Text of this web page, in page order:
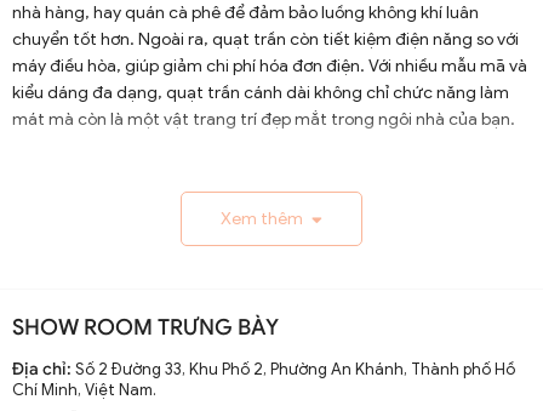
nhà hàng, hay quán cà phê để đảm bảo luồng không khí luân
chuyển tốt hơn. Ngoài ra, quạt trần còn tiết kiệm điện năng so với
máy điều hòa, giúp giảm chi phí hóa đơn điện. Với nhiều mẫu mã và
kiểu dáng đa dạng, quạt trần cánh dài không chỉ chức năng làm
mát mà còn là một vật trang trí đẹp mắt trong ngôi nhà của bạn.
1.1. Lịch Sử và Sự Phát Triển
pháp thông gió hiệu quả ở các khu vực nhiệt đới. Ban đầu
được làm thủ công và chạy bằng điện từ pin, chúng
nhanh chóng phát triển với sự tiến bộ của công nghệ
điện.
Xem thêm
SHOW ROOM TRƯNG BÀY
Địa chỉ: Số 2 Đường 33, Khu Phố 2, Phường An Khánh, Thành phố Hồ
Chí Minh, Việt Nam.